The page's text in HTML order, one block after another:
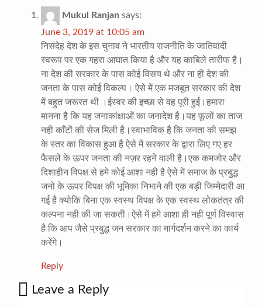
Mukul Ranjan says:
June 3, 2019 at 10:05 am
निसंदेह देश के इस चुनाव ने भारतीय राजनीति के जातिवादी
स्वरूप पर एक गहरा आघात किया है और यह काबिले तारीफ है।
ना देश की सरकार के पास कोई विसय थे और ना ही देश की
जनता के पास कोई विकल्प। ऐसे में एक मजबूत सरकार की देश
में बहुत जरूरत थी ।ईस्वर की इच्छा से वह पूरी हुई।हमारा
मानना है कि यह जनाकांक्षाओं का जनादेश है।यह फूलों का ताज
नही काँटों की सेज मिली है।स्वाभाविक है कि जनता की समझ
के स्तर का विकास हुआ है ऐसे में सरकार के द्वारा लिए गए हर
फैसले के ऊपर जनता की नज़र रहने वाली है।एक कमजोर और
दिशाहीन विपक्ष से हमे कोई आशा नही है ऐसे में समाज के प्रबुद्ध
जनो के ऊपर विपक्ष की भूमिका निभाने की एक बड़ी जिम्मेदारी आ
गई है क्योकि बिना एक स्वस्थ विपक्ष के एक स्वस्थ लोकतंत्र की
कल्पना नही की जा सकती।ऐसे में हमे आशा ही नही पूर्ण विस्वास
है कि आप जैसे प्रबुद्ध जन सरकार का मार्गदर्शन करने का कार्य
करेंगे।
Reply
Leave a Reply